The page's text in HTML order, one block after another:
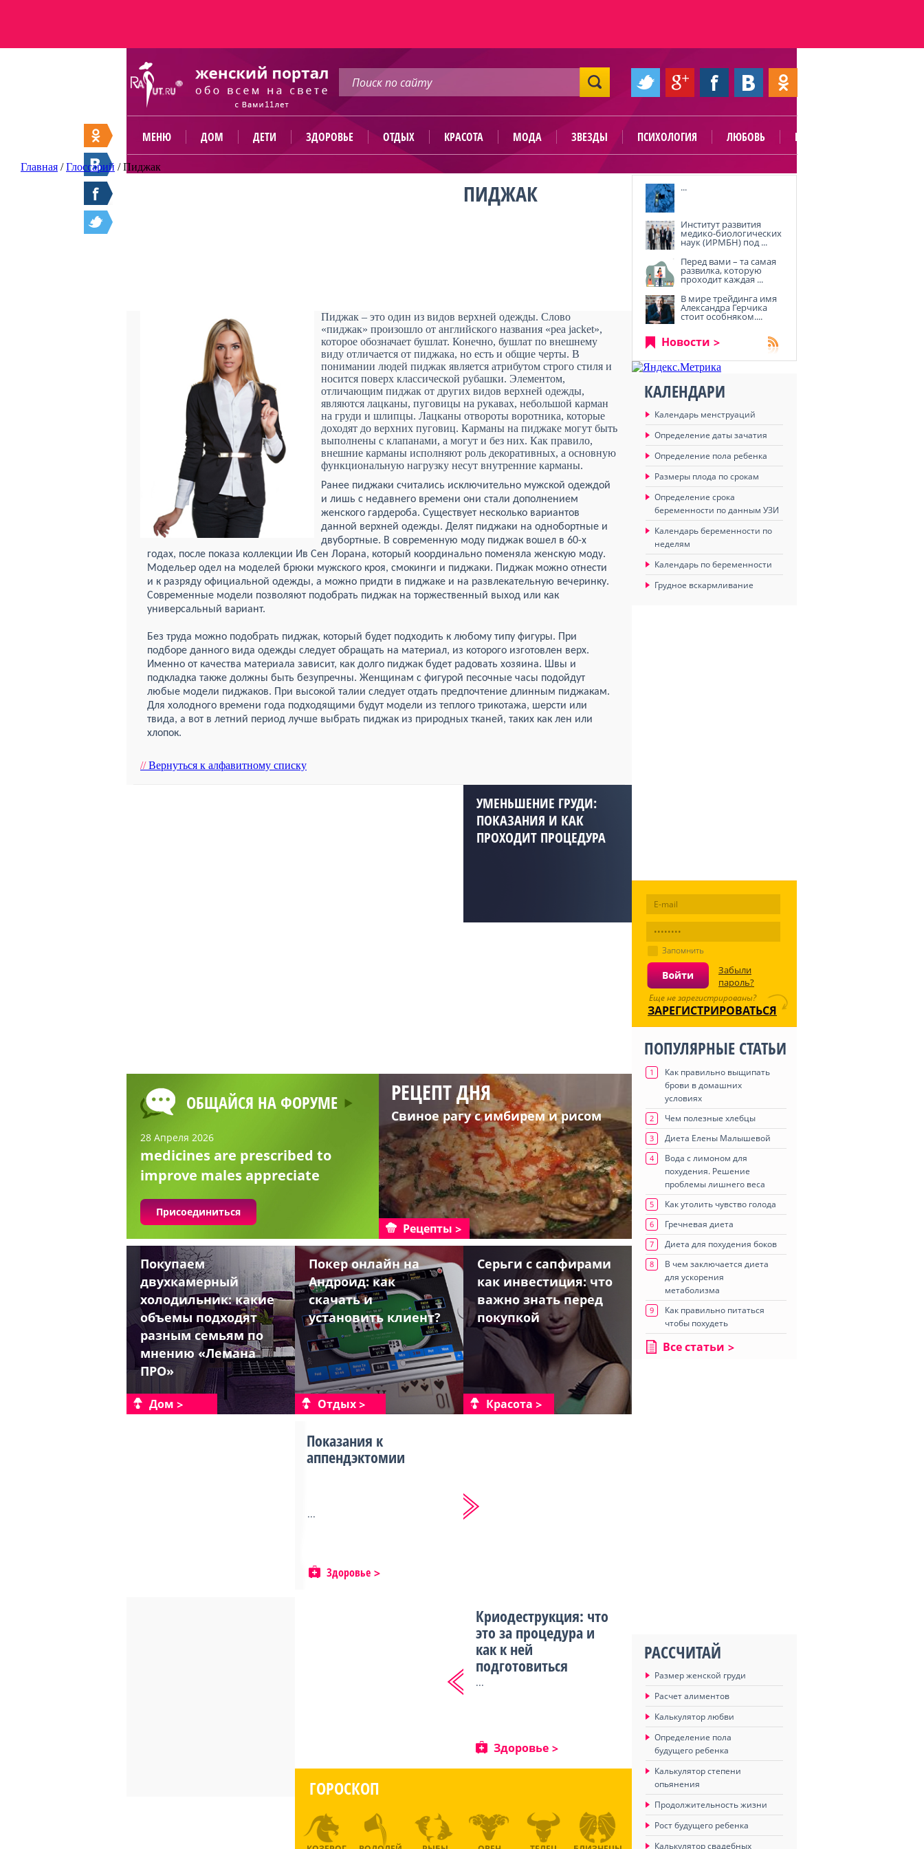
МЕНЮ ДОМ ДЕТИ ЗДОРОВЬЕ ОТДЫХ КРАСОТА МОДА ЗВЕЗДЫ ПСИХОЛОГИЯ ЛЮБОВЬ ПОЛЕЗНО
Главная /Глоссарий /Пиджак
ПИДЖАК
Пиджак – это один из видов верхней одежды. Слово
«пиджак» произошло от английского названия «pea jacket»,
которое обозначает бушлат. Конечно, бушлат по внешнему
виду отличается от пиджака, но есть и общие черты. В
понимании людей пиджак является атрибутом строго стиля и
носится поверх классической рубашки. Элементом,
отличающим пиджак от других видов верхней одежды,
являются лацканы, пуговицы на рукавах, небольшой карман
на груди и шлипцы. Лацканы отвороты воротника, которые
доходят до верхних пуговиц. Карманы на пиджаке могут быть
выполнены с клапанами, а могут и без них. Как правило,
внешние карманы исполняют роль декоративных, а основную
функциональную нагрузку несут внутренние карманы.
Ранее пиджаки считались исключительно мужской одеждой
и лишь с недавнего времени они стали дополнением
женского гардероба. Существует несколько вариантов
данной верхней одежды. Делят пиджаки на однобортные и
двубортные. В современную моду пиджак вошел в 60-х
годах, после показа коллекции Ив Сен Лорана, который координально поменяла женскую моду.
Модельер одел на моделей брюки мужского кроя, смокинги и пиджаки. Пиджак можно отнести
и к разряду официальной одежды, а можно придти в пиджаке и на развлекательную вечеринку.
Современные модели позволяют подобрать пиджак на торжественный выход или как
универсальный вариант.
Без труда можно подобрать пиджак, который будет подходить к любому типу фигуры. При
подборе данного вида одежды следует обращать на материал, из которого изготовлен верх.
Именно от качества материала зависит, как долго пиджак будет радовать хозяина. Швы и
подкладка также должны быть безупречны. Женщинам с фигурой песочные часы подойдут
любые модели пиджаков. При высокой талии следует отдать предпочтение длинным пиджакам.
Для холодного времени года подходящими будут модели из теплого трикотажа, шерсти или
твида, а вот в летний период лучше выбрать пиджак из природных тканей, таких как лен или
хлопок.
//Вернуться к алфавитному списку
УМЕНЬШЕНИЕ ГРУДИ:
ПОКАЗАНИЯ И КАК
ПРОХОДИТ ПРОЦЕДУРА
ОБЩАЙСЯ НА ФОРУМЕ
28 Апреля 2026
medicines are prescribed to
improve males appreciate
Присоединиться
РЕЦЕПТ ДНЯ
Свиное рагу с имбирем и рисом
Рецепты
Покупаем
двухкамерный
холодильник: какие
объемы подходят
разным семьям по
мнению «Лемана
ПРО»
Дом
Покер онлайн на
Андроид: как
скачать и
установить клиент?
Отдых
Серьги с сапфирами
как инвестиция: что
важно знать перед
покупкой
Красота
Показания к
аппендэктомии
...
Здоровье
Криодеструкция: что
это за процедура и
как к ней
подготовиться
...
Здоровье
ГОРОСКОП
...
Институт развития
медико-биологических
наук (ИРМБН) под ...
Перед вами – та самая
развилка, которую
проходит каждая ...
В мире трейдинга имя
Александра Герчика
стоит особняком....
Новости
КАЛЕНДАРИ
Календарь менструаций
Определение даты зачатия
Определение пола ребенка
Размеры плода по срокам
Определение срока
беременности по данным УЗИ
Календарь беременности по
неделям
Календарь по беременности
Грудное вскармливание
Запомнить
Забыли
пароль?
Еще не зарегистрированы?
ЗАРЕГИСТРИРОВАТЬСЯ
ПОПУЛЯРНЫЕ СТАТЬИ
1
Как правильно выщипать
брови в домашних
условиях
2 Чем полезные хлебцы
3 Диета Елены Малышевой
4
Вода с лимоном для
похудения. Решение
проблемы лишнего веса
5 Как утолить чувство голода
6 Гречневая диета
7 Диета для похудения боков
8
В чем заключается диета
для ускорения
метаболизма
9
Как правильно питаться
чтобы похудеть
Все статьи
РАССЧИТАЙ
Размер женской груди
Расчет алиментов
Калькулятор любви
Определение пола
будущего ребенка
Калькулятор степени
опьянения
Продолжительность жизни
Рост будущего ребенка
Калькулятор свадебных